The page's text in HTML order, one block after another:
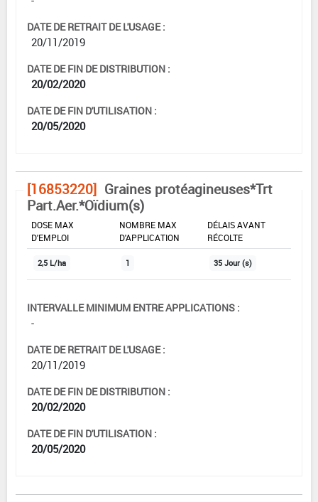
DATE DE RETRAIT DE L'USAGE :
20/11/2019
DATE DE FIN DE DISTRIBUTION :
20/02/2020
DATE DE FIN D'UTILISATION :
20/05/2020
[16853220] Graines protéagineuses*Trt
Part.Aer.*Oïdium(s)
DOSE MAX
D'EMPLOI
NOMBRE MAX
D'APPLICATION
DÉLAIS AVANT
RÉCOLTE
2,5 L/ha 1 35 Jour (s)
INTERVALLE MINIMUM ENTRE APPLICATIONS :
-
DATE DE RETRAIT DE L'USAGE :
20/11/2019
DATE DE FIN DE DISTRIBUTION :
20/02/2020
DATE DE FIN D'UTILISATION :
20/05/2020